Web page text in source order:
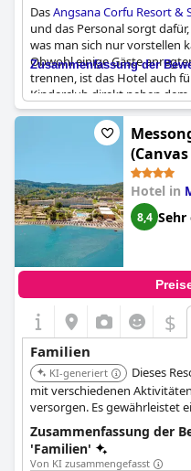
DasAngsana Corfu Resort &
und das Personal sorgt
was man sich nur vorstellen
Obwohl einige Gäste
trennen, ist das Hotel auch
Kinderclub direkt neben
Kinderclub bietet den
unterhaltsamen Ort, an
verbringen können, so dass
ihren Urlaub genießen
abwechslungsreich und
hochwertigen Zutaten.
Pool und das Personal
Wasserflaschen. Insgesamt
Erwachsene geeignet,
Kindern unvergessliche
Zusammenfassung der
Hotel in
8,4
$
Familien
KI-generiert
Dieses
mit verschiedenen
versorgen. Es gewährleistet
Aufenthalt mit
geeignet sind.
Zusammenfassung der
'Familien'
Von KI zusammengefasst